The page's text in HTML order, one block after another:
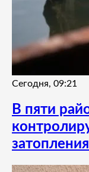
Сегодня, 09:21
В пяти